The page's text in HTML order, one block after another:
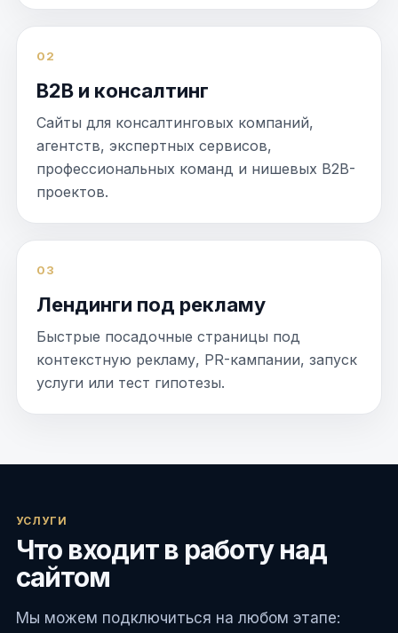
02
B2B и консалтинг
Сайты для консалтинговых компаний,
агентств, экспертных сервисов,
профессиональных команд и нишевых B2B-
проектов.
03
Лендинги под рекламу
Быстрые посадочные страницы под
контекстную рекламу, PR-кампании, запуск
услуги или тест гипотезы.
УСЛУГИ
Что входит в работу над
сайтом
Мы можем подключиться на любом этапе: